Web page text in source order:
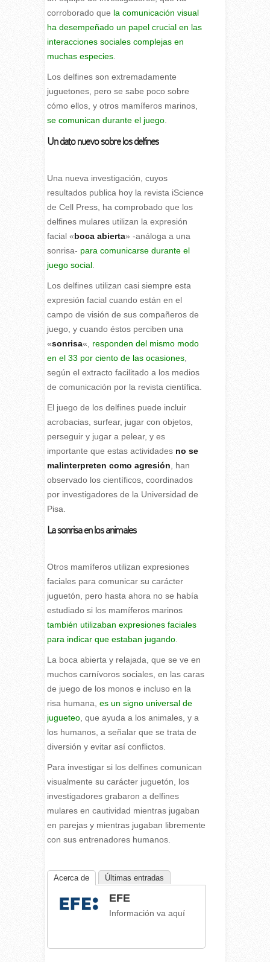
corroborado que la comunicación visual
ha desempeñado un papel crucial en las
interacciones sociales complejas en
muchas especies.
Los delfines son extremadamente
juguetones, pero se sabe poco sobre
cómo ellos, y otros mamíferos marinos,
se comunican durante el juego.
Un dato nuevo sobre los delfines
Una nueva investigación, cuyos
resultados publica hoy la revista iScience
de Cell Press, ha comprobado que los
delfines mulares utilizan la expresión
facial «boca abierta» -análoga a una
sonrisa- para comunicarse durante el
juego social.
Los delfines utilizan casi siempre esta
expresión facial cuando están en el
campo de visión de sus compañeros de
juego, y cuando éstos perciben una
«sonrisa«, responden del mismo modo
en el 33 por ciento de las ocasiones,
según el extracto facilitado a los medios
de comunicación por la revista científica.
El juego de los delfines puede incluir
acrobacias, surfear, jugar con objetos,
perseguir y jugar a pelear, y es
importante que estas actividadesno se
malinterpreten como agresión , han
observado los científicos, coordinados
por investigadores de la Universidad de
Pisa.
La sonrisa en los animales
Otros mamíferos utilizan expresiones
faciales para comunicar su carácter
juguetón, pero hasta ahora no se había
estudiado si los mamíferos marinos
también utilizaban expresiones faciales
para indicar que estaban jugando.
La boca abierta y relajada, que se ve en
muchos carnívoros sociales, en las caras
de juego de los monos e incluso en la
risa humana, es un signo universal de
jugueteo, que ayuda a los animales, y a
los humanos, a señalar que se trata de
diversión y evitar así conflictos.
Para investigar si los delfines comunican
visualmente su carácter juguetón, los
investigadores grabaron a delfines
mulares en cautividad mientras jugaban
en parejas y mientras jugaban libremente
con sus entrenadores humanos.
Acerca de Últimas entradas
EFE
Información va aquí